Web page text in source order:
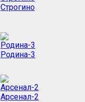
Строгино
Родина-3
Арсенал-2